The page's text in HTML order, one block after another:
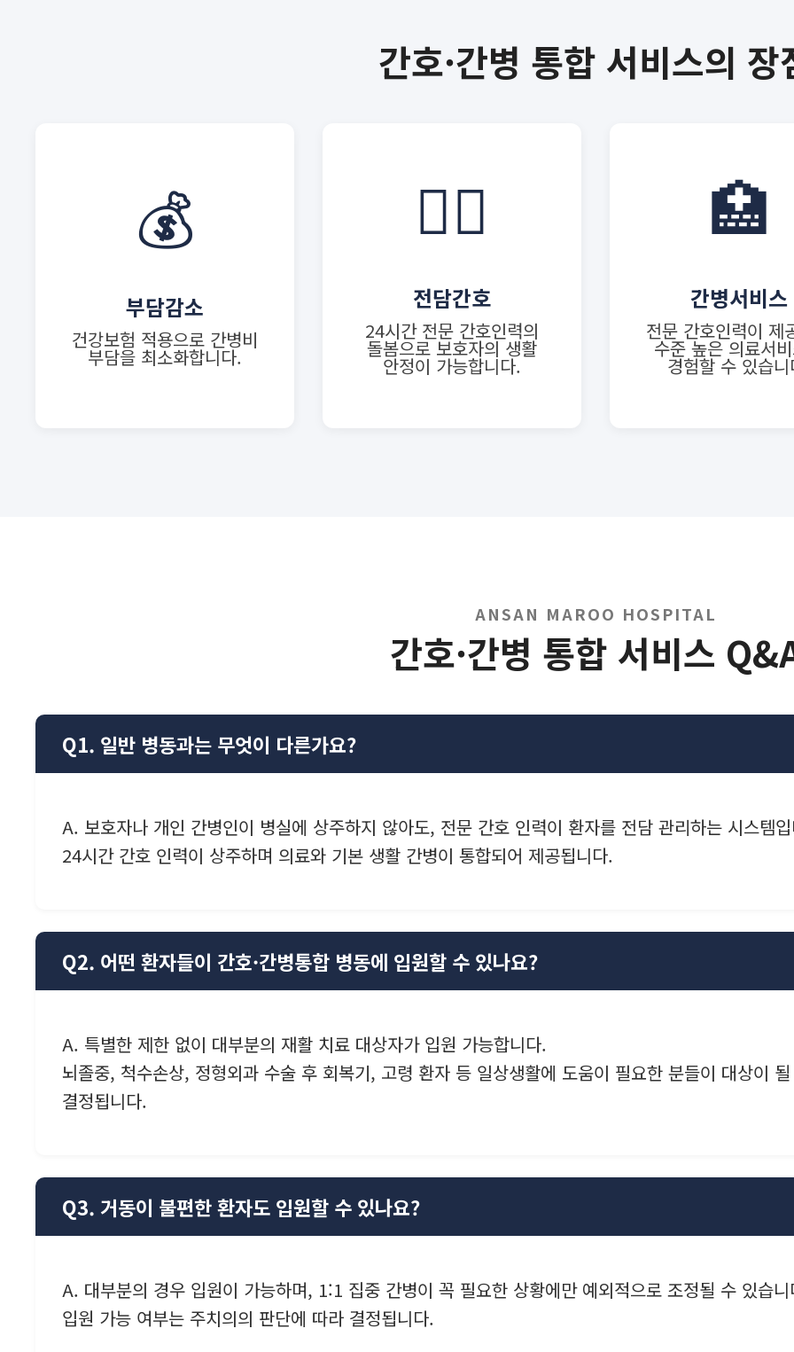
간호·간병 통합 서비스의 장
💰
부담감소
건강보험 적용으로 간병비
부담을 최소화합니다.
👩‍⚕️
전담간호
24시간 전문 간호인력의
돌봄으로 보호자의 생활
안정이 가능합니다.
🏥
간병서비스
전문 간호인력이 제
수준 높은 의료서
경험할 수 있습
ANSAN MAROO HOSPITAL
간호·간병 통합 서비스
Q1. 일반 병동과는 무엇이 다른가요?
A. 보호자나 개인 간병인이 병실에 상주하지 않아도, 전문 간호 인력이 환자를 전담 관리하는 시스템
24시간 간호 인력이 상주하며 의료와 기본 생활 간병이 통합되어 제공됩니다.
Q2. 어떤 환자들이 간호·간병통합 병동에 입원할 수 있나요?
A. 특별한 제한 없이 대부분의 재활 치료 대상자가 입원 가능합니다.
뇌졸중, 척수손상, 정형외과 수술 후 회복기, 고령 환자 등 일상생활에 도움이 필요한 분들이 대상이
결정됩니다.
Q3. 거동이 불편한 환자도 입원할 수 있나요?
A. 대부분의 경우 입원이 가능하며, 1:1 집중 간병이 꼭 필요한 상황에만 예외적으로 조정될 수 있습
입원 가능 여부는 주치의의 판단에 따라 결정됩니다.